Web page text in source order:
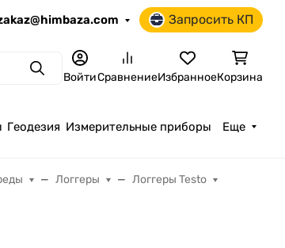
Запросить КП
ПоискВойтиСравнениеИзбранноеКорзина
Геодезия Измерительные приборы Еще
Логгеры
Логгеры Testo